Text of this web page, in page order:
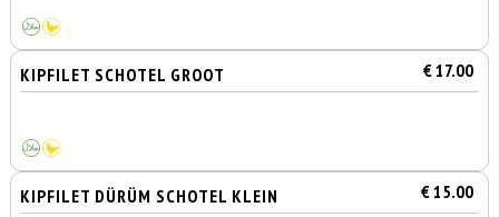
KIPFILET SCHOTEL GROOT € 17.00
KIPFILET DÜRÜM SCHOTEL KLEIN € 15.00